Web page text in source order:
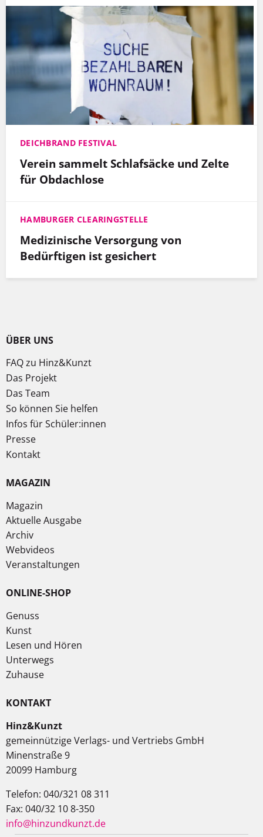
DEICHBRAND FESTIVAL
Verein sammelt Schlafsäcke und Zelte
für Obdachlose
HAMBURGER CLEARINGSTELLE
Medizinische Versorgung von
Bedürftigen ist gesichert
ÜBER UNS
FAQ zu Hinz&Kunzt
Das Projekt
Das Team
So können Sie helfen
Infos für Schüler:innen
Presse
Kontakt
MAGAZIN
Magazin
Aktuelle Ausgabe
Archiv
Webvideos
Veranstaltungen
ONLINE-SHOP
Genuss
Kunst
Lesen und Hören
Unterwegs
Zuhause
KONTAKT
Hinz&Kunzt
gemeinnützige Verlags- und Vertriebs GmbH
Minenstraße 9
20099 Hamburg
Telefon: 040/321 08 311
Fax: 040/32 10 8-350
info@hinzundkunzt.de